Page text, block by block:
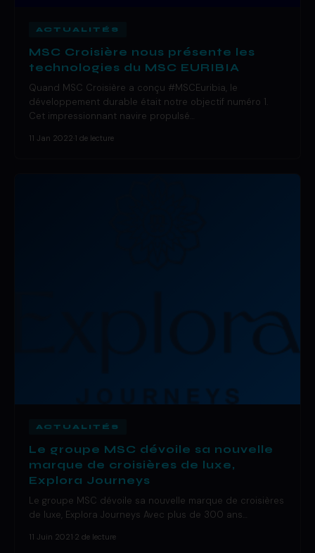
ACTUALITÉS
MSC Croisière nous présente les
technologies du MSC EURIBIA
Quand MSC Croisière a conçu #MSCEuribia, le
développement durable était notre objectif numéro 1.
Cet impressionnant navire propulsé…
11 Jan 2022 1 de lecture
ACTUALITÉS
Le groupe MSC dévoile sa nouvelle
marque de croisières de luxe,
Explora Journeys
Le groupe MSC dévoile sa nouvelle marque de croisières
de luxe, Explora Journeys Avec plus de 300 ans…
11 Juin 2021 2 de lecture